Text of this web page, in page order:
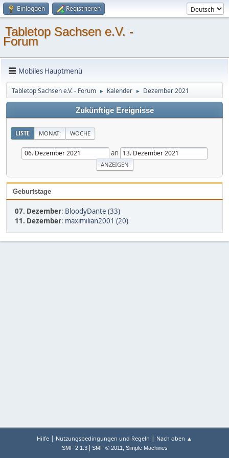
Einloggen Registrieren
Tabletop Sachsen e.V. -
Forum
Mobiles Hauptmenü
Tabletop Sachsen e.V. - Forum ► Kalender ► Dezember 2021
Zukünftige Ereignisse
LISTE MONAT: WOCHE
an
Geburtstage
07. Dezember: BloodyDante (33)
11. Dezember: maximilian2001 (20)
Hilfe | Nutzungsbedingungen und Regeln | Nach oben ▲
SMF 2.1.3| SMF © 2011, Simple Machines